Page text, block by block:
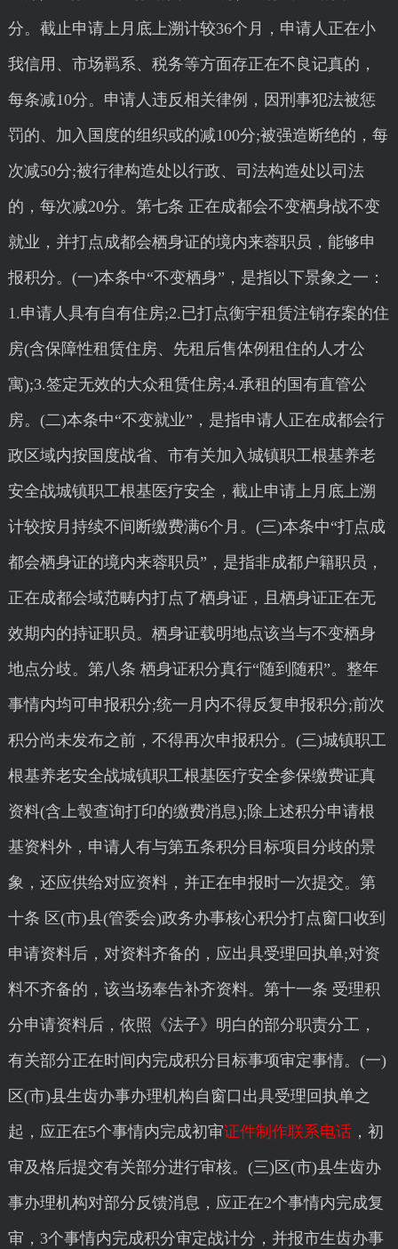
分。截止申请上月底上溯计较36个月，申请人正在小
我信用、市场羁系、税务等方面存正在不良记真的，
每条减10分。申请人违反相关律例，因刑事犯法被惩
罚的、加入国度的组织或的减100分;被强造断绝的，每
次减50分;被行律构造处以行政、司法构造处以司法
的，每次减20分。第七条 正在成都会不变栖身战不变
就业，并打点成都会栖身证的境内来蓉职员，能够申
报积分。(一)本条中“不变栖身”，是指以下景象之一：
1.申请人具有自有住房;2.已打点衡宇租赁注销存案的住
房(含保障性租赁住房、先租后售体例租住的人才公
寓);3.签定无效的大众租赁住房;4.承租的国有直管公
房。(二)本条中“不变就业”，是指申请人正在成都会行
政区域内按国度战省、市有关加入城镇职工根基养老
安全战城镇职工根基医疗安全，截止申请上月底上溯
计较按月持续不间断缴费满6个月。(三)本条中“打点成
都会栖身证的境内来蓉职员”，是指非成都户籍职员，
正在成都会域范畴内打点了栖身证，且栖身证正在无
效期内的持证职员。栖身证载明地点该当与不变栖身
地点分歧。第八条 栖身证积分真行“随到随积”。整年
事情内均可申报积分;统一月内不得反复申报积分;前次
积分尚未发布之前，不得再次申报积分。(三)城镇职工
根基养老安全战城镇职工根基医疗安全参保缴费证真
资料(含上彀查询打印的缴费消息);除上述积分申请根
基资料外，申请人有与第五条积分目标项目分歧的景
象，还应供给对应资料，并正在申报时一次提交。第
十条 区(市)县(管委会)政务办事核心积分打点窗口收到
申请资料后，对资料齐备的，应出具受理回执单;对资
料不齐备的，该当场奉告补齐资料。第十一条 受理积
分申请资料后，依照《法子》明白的部分职责分工，
有关部分正在时间内完成积分目标事项审定事情。(一)
区(市)县生齿办事办理机构自窗口出具受理回执单之
起，应正在5个事情内完成初审证件制作联系电话，初
审及格后提交有关部分进行审核。(三)区(市)县生齿办
事办理机构对部分反馈消息，应正在2个事情内完成复
审，3个事情内完成积分审定战计分，并报市生齿办事